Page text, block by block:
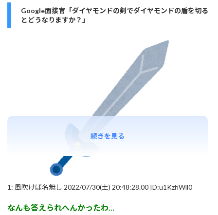
Google面接官「ダイヤモンドの剣でダイヤモンドの盾を切る
とどうなりますか？」
1: 風吹けば名無し 2022/07/30(土) 20:48:28.00 ID:u1KzhWll0
なんも答えられへんかったわ…
続きを見る